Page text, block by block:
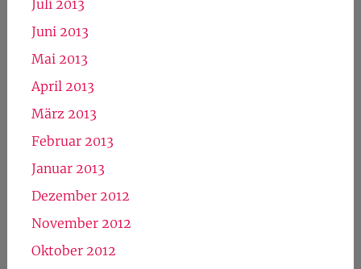
Februar 2014
Januar 2014
Dezember 2013
November 2013
Oktober 2013
September 2013
August 2013
Juli 2013
Juni 2013
Mai 2013